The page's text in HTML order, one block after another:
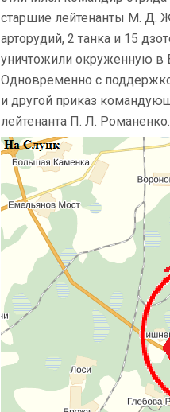
старшие лейтенанты М. Д.
арторудий, 2 танка и 15
уничтожили окруженную в
Одновременно с
и другой приказ
лейтенанта П. Л. Романенко.